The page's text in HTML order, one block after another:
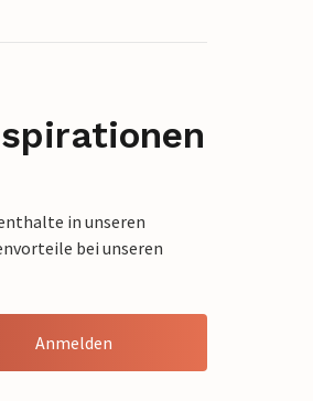
in unseren
bei unseren
Anmelden